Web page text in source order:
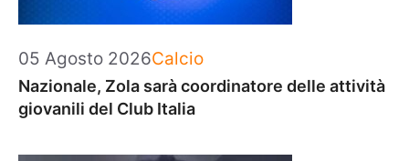
05 Agosto 2026Categorie
Calcio
Nazionale, Zola sarà coordinatore delle attività
giovanili del Club Italia